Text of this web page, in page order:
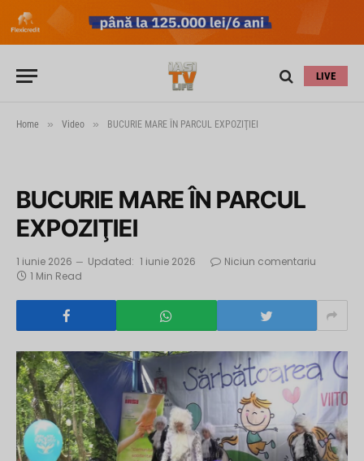
LIVE
Home » Video » BUCURIE MARE ÎN PARCUL EXPOZIŢIEI
BUCURIE MARE ÎN PARCUL
EXPOZIŢIEI
1 iunie 2026 Updated: 1 iunie 2026
Niciun comentariu
1 Min Read